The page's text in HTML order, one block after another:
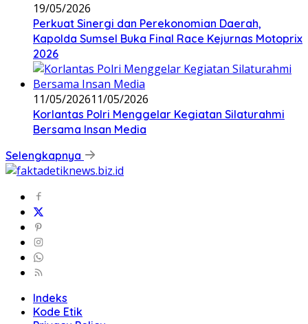
19/05/2026
Perkuat Sinergi dan Perekonomian Daerah,
Kapolda Sumsel Buka Final Race Kejurnas Motoprix
2026
11/05/202611/05/2026
Korlantas Polri Menggelar Kegiatan Silaturahmi
Bersama Insan Media
Selengkapnya
Indeks
Kode Etik